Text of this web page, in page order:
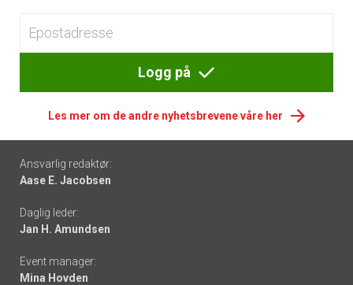
Logg på
Les mer om de andre nyhetsbrevene våre her
Footer
-
links
Ansvarlig redaktør:
Aase E. Jacobsen
Daglig leder:
Jan H. Amundsen
Event manager:
Mina Hovden